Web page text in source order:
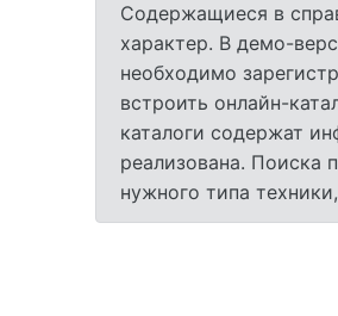
Содержащиеся в
характер. В демо-
необходимо
встроить онлайн-
каталоги содержат
реализована. Поиска
нужного типа